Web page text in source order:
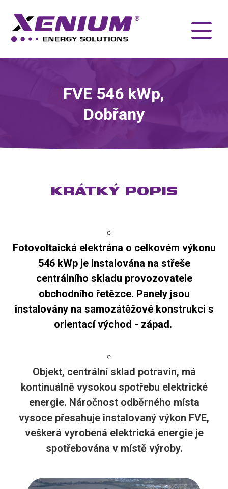
FVE 546 kWp,
Dobřany
KRÁTKÝ POPIS
Fotovoltaická elektrána o celkovém výkonu
546 kWp je instalována na střeše
centrálního skladu provozovatele
obchodního řetězce. Panely jsou
instalovány na samozátěžové konstrukci s
orientací východ - západ.
Objekt, centrální sklad potravin, má
kontinuálně vysokou spotřebu elektrické
energie. Náročnost odběrného místa
vysoce přesahuje instalovaný výkon FVE,
veškerá vyrobená elektrická energie je
spotřebována v místě výroby.